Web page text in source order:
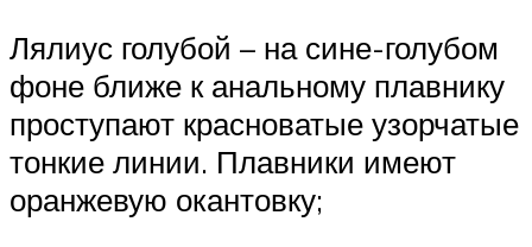
Лялиус голубой – на сине-голубом
фоне ближе к анальному плавнику
проступают красноватые узорчатые
тонкие линии. Плавники имеют
оранжевую окантовку;